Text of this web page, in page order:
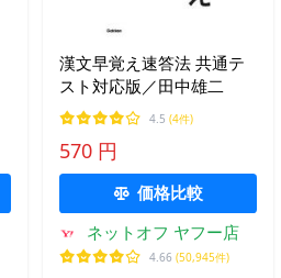
漢文早覚え速答法 共通テ
スト対応版／田中雄二
4.5 (4件)
570 円
価格比較
ネットオフ ヤフー店
4.66 (50,945件)